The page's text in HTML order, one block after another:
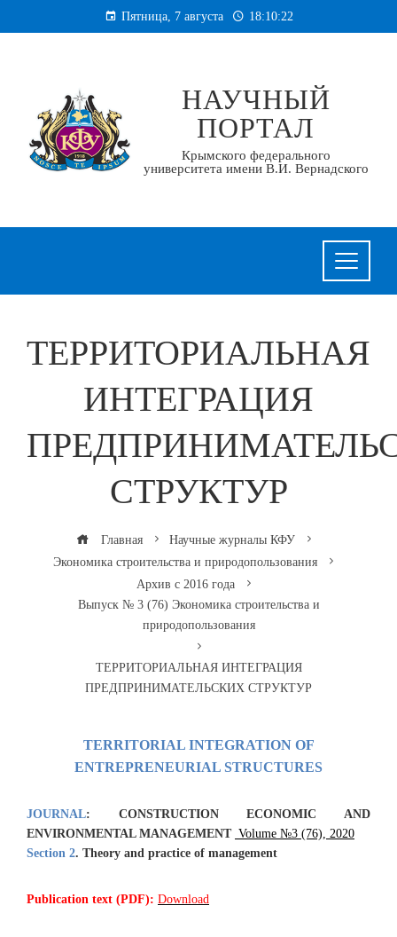
к
Пятница, 7 августа 18:10:23
НАУЧНЫЙ
ПОРТАЛ
Крымского федерального
университета имени В.И. Вернадского
ТЕРРИТОРИАЛЬНАЯ
ИНТЕГРАЦИЯ
СТРУКТУР
Главная
Научные журналы КФУ
Экономика строительства и природопользования
Архив с 2016 года
Выпуск № 3 (76) Экономика строительства и
природопользования
ТЕРРИТОРИАЛЬНАЯ ИНТЕГРАЦИЯ
ПРЕДПРИНИМАТЕЛЬСКИХ СТРУКТУР
TERRITORIAL INTEGRATION OF
ENTREPRENEURIAL STRUCTURES
JOURNAL: CONSTRUCTION ECONOMIC AND
ENVIRONMENTAL MANAGEMENT Volume №3 (76), 2020
Section 2. Theory and practice of management
Publication text (PDF): Download